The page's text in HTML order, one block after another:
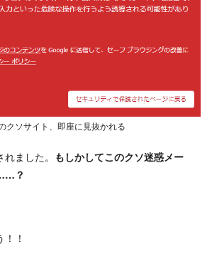
クソサイト、即座に見抜かれる
ました。 もしかしてこのクソ迷惑メー
？
！